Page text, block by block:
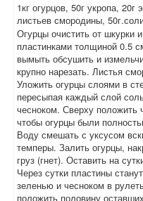
1кг огурцов, 50г укропа, 20г
листьев смородины,
Огурцы очистить от шкурки
пластинками толщиной 0.5
вымыть обсушить и
крупно нарезать. Листья
Уложить огурцы слоями в
пересыпая каждый слой
чесноком. Сверху положить
чтобы огурцы были
Воду смешать с уксусом
темперы. Залить огурцы,
груз (гнет). Оставить на
Через сутки пластины
зеленью и чесноком в
положить половину